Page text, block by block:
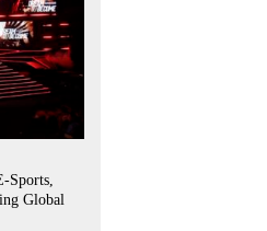
Sports,
Global